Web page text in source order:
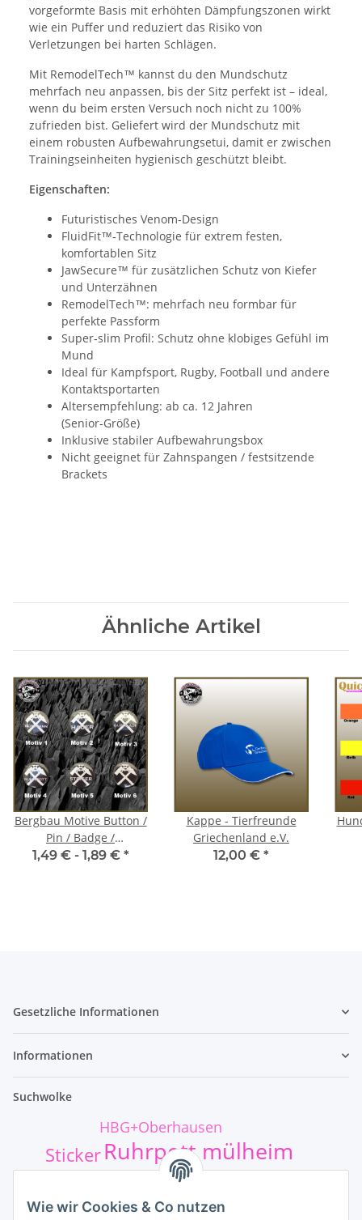
Wie wir Cookies & Co nutzen
vorgeformte Basis mit erhöhten Dämpfungszonen wirkt
wie ein Puffer und reduziert das Risiko von
Verletzungen bei harten Schlägen.
Mit RemodelTech™ kannst du den Mundschutz
mehrfach neu anpassen, bis der Sitz perfekt ist – ideal,
wenn du beim ersten Versuch noch nicht zu 100%
zufrieden bist. Geliefert wird der Mundschutz mit
einem robusten Aufbewahrungsetui, damit er zwischen
Trainingseinheiten hygienisch geschützt bleibt.
Eigenschaften:
Futuristisches Venom‑Design
FluidFit™‑Technologie für extrem festen,
komfortablen Sitz
JawSecure™ für zusätzlichen Schutz von Kiefer
und Unterzähnen
RemodelTech™: mehrfach neu formbar für
perfekte Passform
Super‑slim Profil: Schutz ohne klobiges Gefühl im
Mund
Ideal für Kampfsport, Rugby, Football und andere
Kontaktsportarten
Altersempfehlung: ab ca. 12 Jahren
(Senior‑Größe)
Inklusive stabiler Aufbewahrungsbox
Nicht geeignet für Zahnspangen / festsitzende
Brackets
Ähnliche Artikel
Bergbau Motive Button /
Pin / Badge /
Anstecknadel
1,49 € - 1,89 € *
Kappe - Tierfreunde
Griechenland e.V.
12,00 € *
Gesetzliche Informationen
Informationen
Suchwolke
t-shirt-druck
Ruhrpott mülheim
Sticker
HBG+Oberhausen